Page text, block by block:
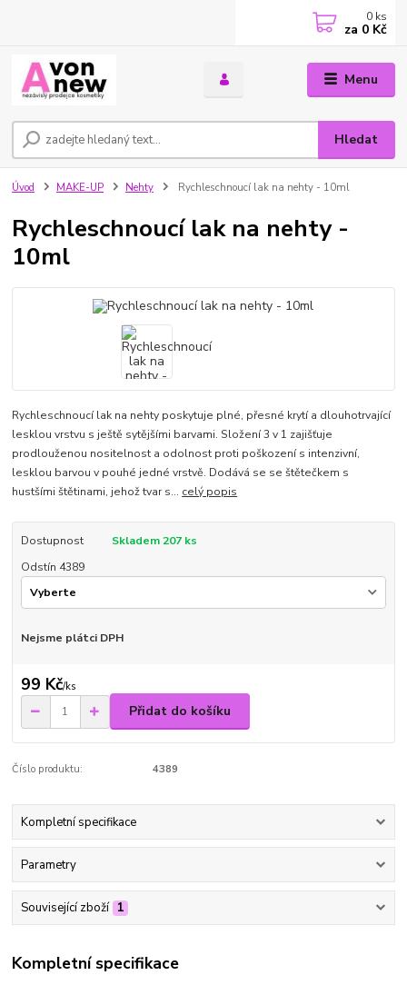
Menu
Hledat
0 ks
za 0 Kč
Úvod MAKE-UP Nehty Rychleschnoucí lak na nehty - 10ml
Rychleschnoucí lak na nehty -
10ml
Rychleschnoucí lak na nehty poskytuje plné, přesné krytí a dlouhotrvající
lesklou vrstvu s ještě sytějšími barvami. Složení 3 v 1 zajišťuje
prodlouženou nositelnost a odolnost proti poškození s intenzivní,
lesklou barvou v pouhé jedné vrstvě. Dodává se se štětečkem s
hustšími štětinami, jehož tvar s... celý popis
Dostupnost
Skladem 207 ks
Odstín 4389
Nejsme plátci DPH
99 Kč/ks
Přidat do košíku
Číslo produktu: 4389
Kompletní specifikace
Parametry
Související zboží 1
Kompletní specifikace